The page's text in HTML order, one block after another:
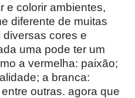
e colorir ambientes,
diferente de muitas
cores e
uma pode ter um
a vermelha: paixão;
a branca:
outras. agora que